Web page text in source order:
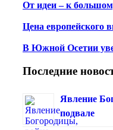
От идеи – к
Цена европейского
В Южной Осетии
Последние
Явление
подвале